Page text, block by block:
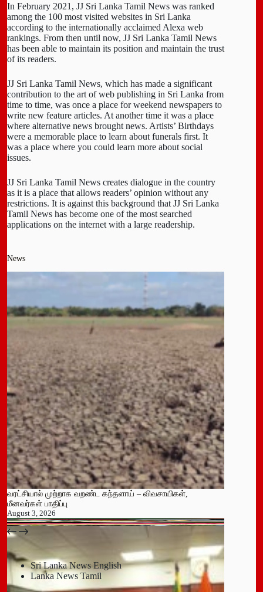
In February 2021, JJ Sri Lanka Tamil News was ranked
among the 100 most visited websites in Sri Lanka
according to the internationally acclaimed Alexa web
rankings. From then until now, JJ Sri Lanka Tamil News
has been able to maintain its position and maintain the trust
of its readers.
JJ Sri Lanka Tamil News, which has made a significant
contribution to the art of web publishing in Sri Lanka from
time to time, was once a place for weekend newspapers to
write new feature articles. At another time it was a place
where alternative news brought news. Artists’ Birthdays
were a memorable place to learn about funerals first. It
was a place where you could learn more about social
issues.
JJ Sri Lanka Tamil News creates dialogue in the country
as it is a place that allows readers’ opinion without any
restrictions. It is against this background that JJ Sri Lanka
Tamil News has become one of the most searched
applications on the internet with a large readership.
News
வரட்சியால் முற்றாக வறண்ட கந்தளாய் – விவசாயிகள்,
மீனவர்கள் பாதிப்பு
August 3, 2026
பதுளை மாநகர சபையின் NPP உறுப்பினர் திடீர் ராஜினாமா!
July 14, 2026
Sri Lanka News English
Lanka News Tamil